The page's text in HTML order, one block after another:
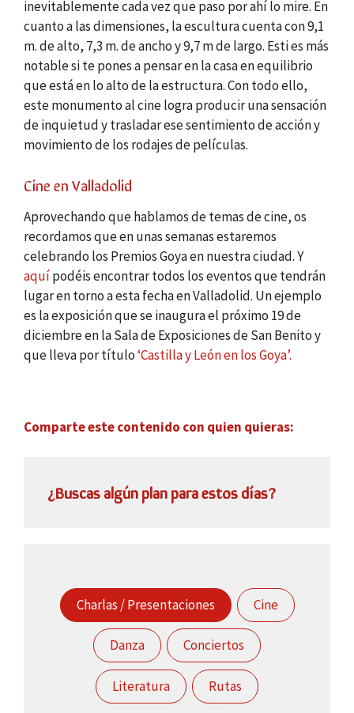
inevitablemente cada vez que paso por ahí lo mire. En
cuanto a las dimensiones, la escultura cuenta con 9,1
m. de alto, 7,3 m. de ancho y 9,7 m de largo. Esti es más
notable si te pones a pensar en la casa en equilibrio
que está en lo alto de la estructura. Con todo ello,
este monumento al cine logra producir una sensación
de inquietud y trasladar ese sentimiento de acción y
movimiento de los rodajes de películas.
Cine en Valladolid
Aprovechando que hablamos de temas de cine, os
recordamos que en unas semanas estaremos
celebrando los Premios Goya en nuestra ciudad. Y
aquípodéis encontrar todos los eventos que tendrán
lugar en torno a esta fecha en Valladolid. Un ejemplo
es la exposición que se inaugura el próximo 19 de
diciembre en la Sala de Exposiciones de San Benito y
que lleva por título‘Castilla y León en los Goya’.
Comparte este contenido con quien quieras:
¿Buscas algún plan para estos días?
Charlas / Presentaciones Cine
Danza Conciertos
Literatura Rutas